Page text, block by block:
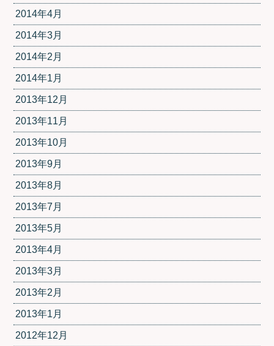
2014年4月
2014年3月
2014年2月
2014年1月
2013年12月
2013年11月
2013年10月
2013年9月
2013年8月
2013年7月
2013年5月
2013年4月
2013年3月
2013年2月
2013年1月
2012年12月